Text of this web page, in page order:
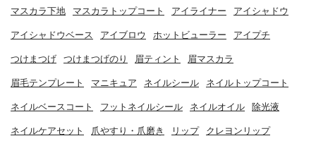
マスカラ下地 マスカラトップコート アイライナー アイシャドウ
アイシャドウベース アイブロウ ホットビューラー アイプチ
つけまつげ つけまつげのり 眉ティント 眉マスカラ
眉毛テンプレート マニキュア ネイルシール ネイルトップコート
ネイルベースコート フットネイルシール ネイルオイル 除光液
ネイルケアセット 爪やすり・爪磨き リップ クレヨンリップ